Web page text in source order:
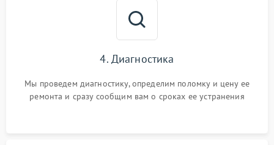
4. Диагностика
Мы проведем диагностику, определим поломку и цену ее
ремонта и сразу сообщим вам о сроках ее устранения